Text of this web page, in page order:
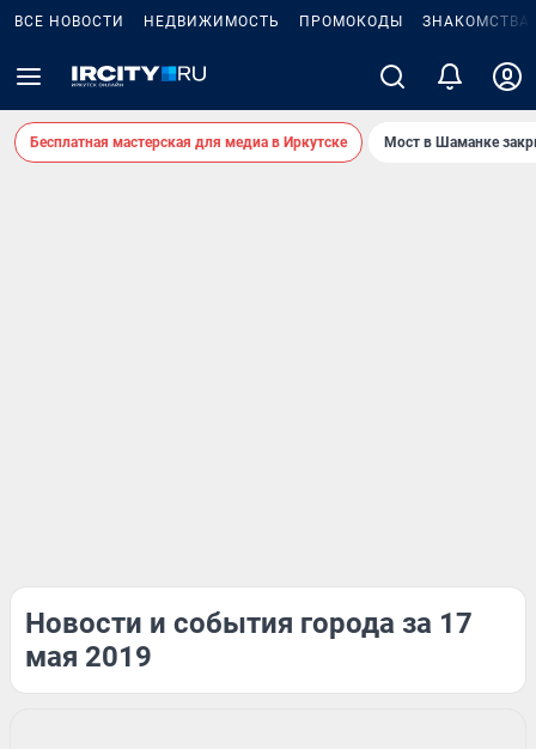
ВСЕ НОВОСТИ НЕДВИЖИМОСТЬ ПРОМОКОДЫ ЗНАКОМСТВА
Бесплатная мастерская для медиа в Иркутске Мост в Шаманке
Новости и события города за 17
мая 2019